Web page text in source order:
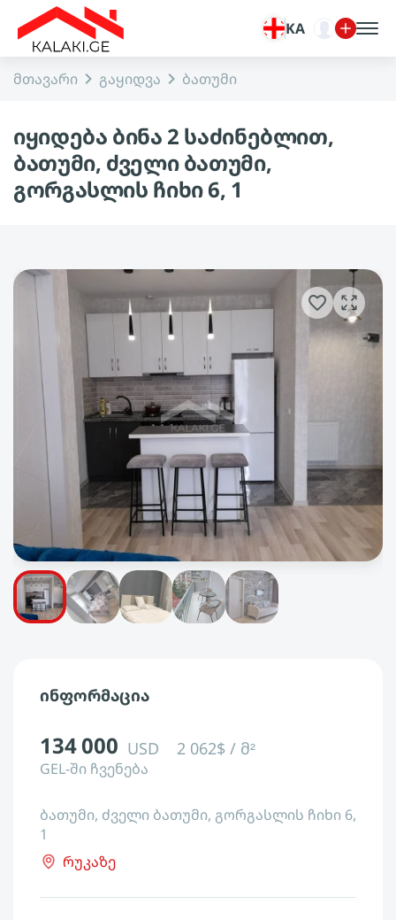
KA
მთავარი გაყიდვა ბათუმი
იყიდება ბინა 2 საძინებლით,
ბათუმი, ძველი ბათუმი,
გორგასლის ჩიხი 6, 1
ინფორმაცია
134 000 USD 2 062$ / მ²
GEL-ში ჩვენება
ბათუმი, ძველი ბათუმი, გორგასლის ჩიხი 6,
1
რუკაზე